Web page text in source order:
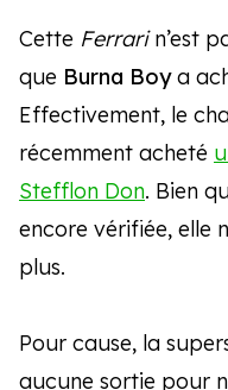
Cette Ferrarin’est
que Burna Boya
Effectivement, le
récemment acheté
Stefflon Don. Bien
encore vérifiée, elle
plus.
Pour cause, la
aucune sortie pour